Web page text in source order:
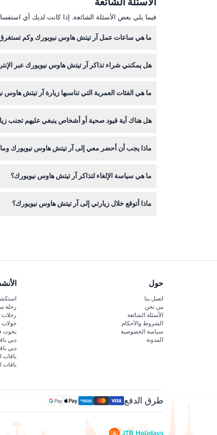
فيما يلي بعض الأسئلة الشائعة. إذا كانت لديك أي
ما هي ساعات عمل آر تيتش هاوس نيويورك وكم
مساءً، مع إغلاقات أيام الأربعاء. تستغرق كل جلسة 60 دقيقة، لذا تأكد من الوصول في الوقت المحدد للاستمتاع بالتجربة كاملة (قد تتغير المواعيد - يرجى التأكد عند الحجز).
هل يمكنني شراء تذاكر آر تيتش هاوس نيويورك عبر
ما هي الفئات العمرية التي تناسبها زيارة آر تيتش هاوس
مجانًا.
هل هناك أية قيود صحية أو أشخاص ينبغي عليهم تجنب
ماذا يجب أن أحضر معي إلى آر تيتش هاوس نيويورك وما
ما هي سياسة الإلغاء لتذاكر آر تيتش هاوس نيويورك؟
ماذا أتوقع خلال زيارتي إلى آر تيتش هاوس نيويورك؟
حول
اتصل بنا
من نحن
الأسئلة الشائعة
الشروط والأحكام
سياسة الخصوصية
المدونة
رحلة
رحلات
جولات
يخوت
دبي
دبي
باقات
باقات
طرق الدفع